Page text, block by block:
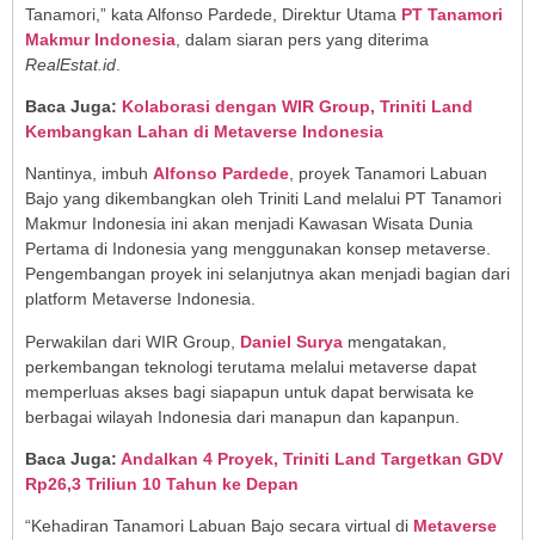
Tanamori,” kata Alfonso Pardede, Direktur Utama PT Tanamori
Makmur Indonesia , dalam siaran pers yang diterima
RealEstat.id
Baca Juga: Kolaborasi dengan WIR Group, Triniti Land
Kembangkan Lahan di Metaverse Indonesia
Nantinya, imbuh Alfonso Pardede, proyek Tanamori Labuan
Bajo yang dikembangkan oleh Triniti Land melalui PT Tanamori
Makmur Indonesia ini akan menjadi Kawasan Wisata Dunia
Pertama di Indonesia yang menggunakan konsep metaverse.
Pengembangan proyek ini selanjutnya akan menjadi bagian dari
platform Metaverse Indonesia.
Perwakilan dari WIR Group, Daniel Surya mengatakan,
perkembangan teknologi terutama melalui metaverse dapat
memperluas akses bagi siapapun untuk dapat berwisata ke
berbagai wilayah Indonesia dari manapun dan kapanpun.
Baca Juga: Andalkan 4 Proyek, Triniti Land Targetkan GDV
Rp26,3 Triliun 10 Tahun ke Depan
“Kehadiran Tanamori Labuan Bajo secara virtual di Metaverse